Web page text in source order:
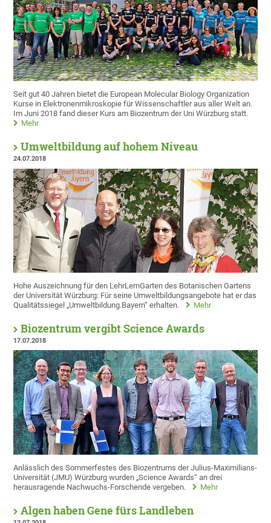
Seit gut 40 Jahren bietet die European Molecular Biology Organization
Kurse in Elektronenmikroskopie für Wissenschaftler aus aller Welt an.
Im Juni 2018 fand dieser Kurs am Biozentrum der Uni Würzburg statt.
Mehr
Umweltbildung auf hohem Niveau
24.07.2018
Hohe Auszeichnung für den LehrLernGarten des Botanischen Gartens
der Universität Würzburg: Für seine Umweltbildungsangebote hat er das
Qualitätssiegel „Umweltbildung.Bayern“ erhalten.
Mehr
Biozentrum vergibt Science Awards
17.07.2018
Anlässlich des Sommerfestes des Biozentrums der Julius-Maximilians-
Universität (JMU) Würzburg wurden „Science Awards“ an drei
herausragende Nachwuchs-Forschende vergeben.
Mehr
Algen haben Gene fürs Landleben